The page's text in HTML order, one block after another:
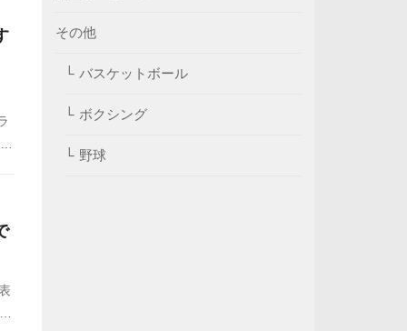
その他
バスケットボール
ボクシング
野球